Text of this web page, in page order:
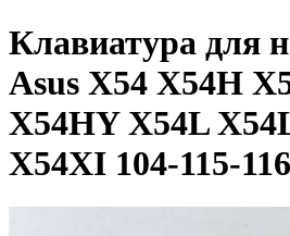
Клавиатура для
Asus X54 X54H
X54HY X54L
X54XI 104-115-